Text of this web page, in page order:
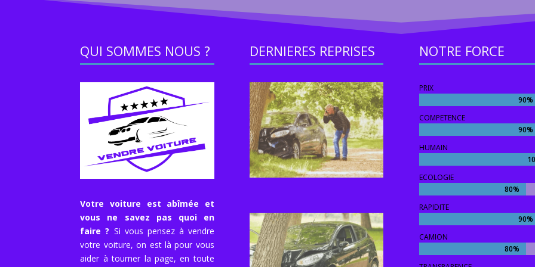
QUI SOMMES NOUS ?
Votre voiture est abîmée et
vous ne savez pas quoi en
faire ? Si vous pensez à vendre
votre voiture, on est là pour vous
aider à tourner la page, en toute
DERNIERES REPRISES NOTRE FORCE
PRIX
90%
90%
COMPETENCE
90%
90%
HUMAIN
ECOLOGIE
80%
80%
RAPIDITE
90%
90%
CAMION
80%
80%